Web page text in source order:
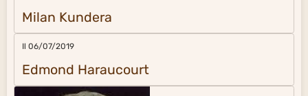
Milan Kundera
Il 06/07/2019
Edmond Haraucourt